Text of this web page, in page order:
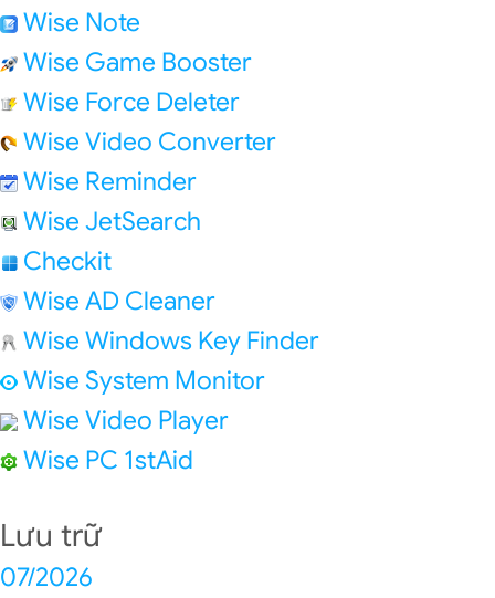
Wise Note
Wise Game Booster
Wise Force Deleter
Wise Video Converter
Wise Reminder
Wise JetSearch
Checkit
Wise AD Cleaner
Wise Windows Key Finder
Wise System Monitor
Wise Video Player
Wise PC 1stAid
Lưu trữ
07/2026